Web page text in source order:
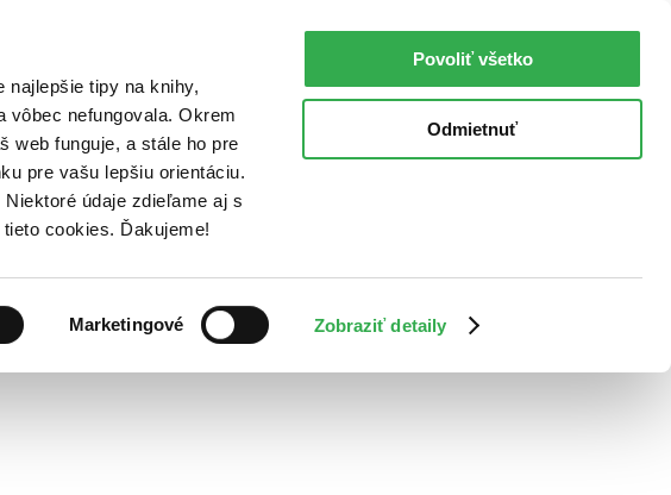
najlepšie tipy na knihy,
vôbec nefungovala. Okrem
web funguje, a stále ho pre
pre vašu lepšiu orientáciu.
údaje zdieľame aj s
cookies. Ďakujeme!
Marketingové Zobraziť detaily
Povoliť všetko
Odmietnuť